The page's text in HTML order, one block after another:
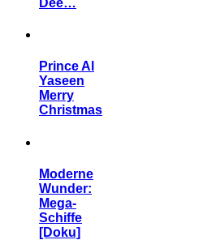
Prince Al
Yaseen
Merry
Christmas
Moderne
Wunder:
Mega-
Schiffe
[Doku]